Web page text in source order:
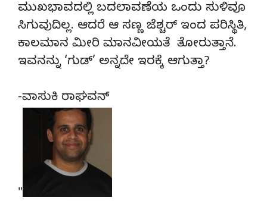
ಮುಖಭಾವದಲ್ಲಿ ಬದಲಾವಣೆಯ ಒಂದು ಸುಳಿವೂ
ಸಿಗುವುದಿಲ್ಲ. ಆದರೆ ಆ ಸಣ್ಣ ಜೆಶ್ಚರ್ ಇಂದ ಪರಿಸ್ಥಿತಿ,
ಕಾಲಮಾನ ಮೀರಿ ಮಾನವೀಯತೆ ತೋರುತ್ತಾನೆ.
ಇವನನ್ನು ‘ಗುಡ್’ ಅನ್ನದೇ ಇರಕ್ಕೆ ಆಗುತ್ತಾ?
-ವಾಸುಕಿ ರಾಘವನ್
"